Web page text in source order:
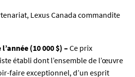
Lexus Canada commandite
(10 000 $) – Ce prix
établi dont l’ensemble de l’œuvre
faire exceptionnel, d’un esprit